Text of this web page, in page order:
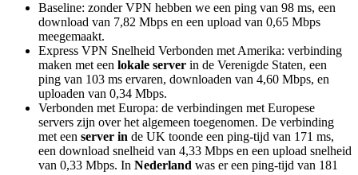
Baseline: zonder VPN hebben we een ping van 98 ms, een
download van 7,82 Mbps en een upload van 0,65 Mbps
meegemaakt.
Express VPN Snelheid Verbonden met Amerika: verbinding
maken met een lokale server in de Verenigde Staten, een
ping van 103 ms ervaren, downloaden van 4,60 Mbps, en
uploaden van 0,34 Mbps.
Verbonden met Europa: de verbindingen met Europese
servers zijn over het algemeen toegenomen. De verbinding
met een server in de UK toonde een ping-tijd van 171 ms,
een download snelheid van 4,33 Mbps en een upload snelheid
van 0,33 Mbps. In Nederland was er een ping-tijd van 181